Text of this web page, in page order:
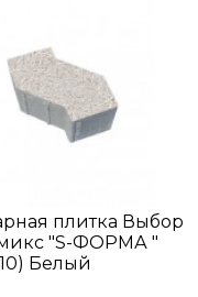
плитка Выбор
"S-ФОРМА "
Белый